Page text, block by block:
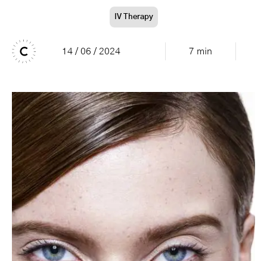
IV Therapy
14 / 06 / 2024 7 min